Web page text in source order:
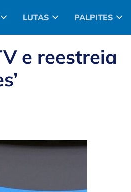
LUTAS PALPITES
e reestreia